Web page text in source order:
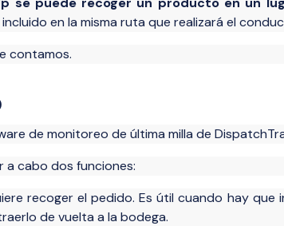
normativas y con
real.
en la misma ruta que realizará el
contamos.
de monitoreo de última milla de
a cabo dos funciones:
recoger el pedido. Es útil cuando hay que
de vuelta a la bodega.